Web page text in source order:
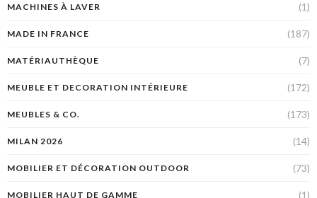
MACHINES À LAVER (1)
MADE IN FRANCE (187)
MATÉRIAUTHÈQUE (7)
MEUBLE ET DECORATION INTÉRIEURE (172)
MEUBLES & CO. (173)
MILAN 2026 (14)
MOBILIER ET DÉCORATION OUTDOOR (73)
MOBILIER HAUT DE GAMME (1)